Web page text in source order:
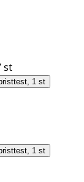
st
1 st
1 st